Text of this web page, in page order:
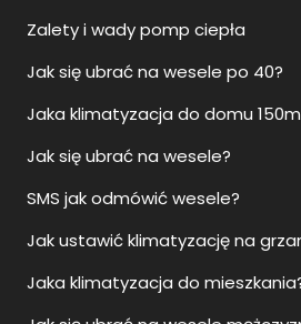
Zalety i wady pomp ciepła
Jak się ubrać na wesele po 40?
Jaka klimatyzacja do domu
Jak się ubrać na wesele?
SMS jak odmówić wesele?
Jak ustawić klimatyzację na
Jaka klimatyzacja do